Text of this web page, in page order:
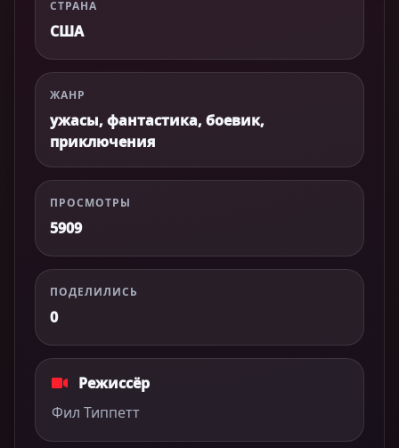
СТРАНА
США
ЖАНР
ужасы, фантастика, боевик,
приключения
ПРОСМОТРЫ
5909
ПОДЕЛИЛИСЬ
0
Режиссёр
Фил Типпетт